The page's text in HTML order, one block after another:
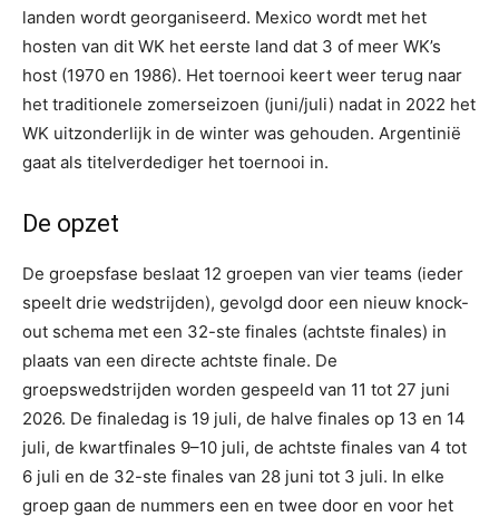
landen wordt georganiseerd. Mexico wordt met het
hosten van dit WK het eerste land dat 3 of meer WK’s
host (1970 en 1986). Het toernooi keert weer terug naar
het traditionele zomerseizoen (juni/juli) nadat in 2022 het
WK uitzonderlijk in de winter was gehouden. Argentinië
gaat als titelverdediger het toernooi in.
De opzet
De groepsfase beslaat 12 groepen van vier teams (ieder
speelt drie wedstrijden), gevolgd door een nieuw knock-
out schema met een 32-ste finales (achtste finales) in
plaats van een directe achtste finale. De
groepswedstrijden worden gespeeld van 11 tot 27 juni
2026. De finaledag is 19 juli, de halve finales op 13 en 14
juli, de kwartfinales 9–10 juli, de achtste finales van 4 tot
6 juli en de 32-ste finales van 28 juni tot 3 juli. In elke
groep gaan de nummers een en twee door en voor het